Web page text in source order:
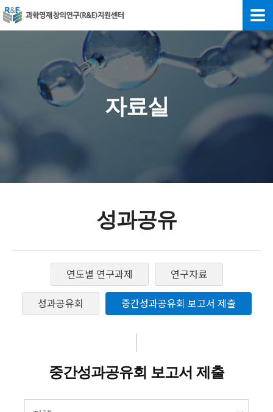
자료실
성과공유
연도별 연구과제
연구자료
성과공유회
중간성과공유회 보고서 제출
중간성과공유회 보고서 제출